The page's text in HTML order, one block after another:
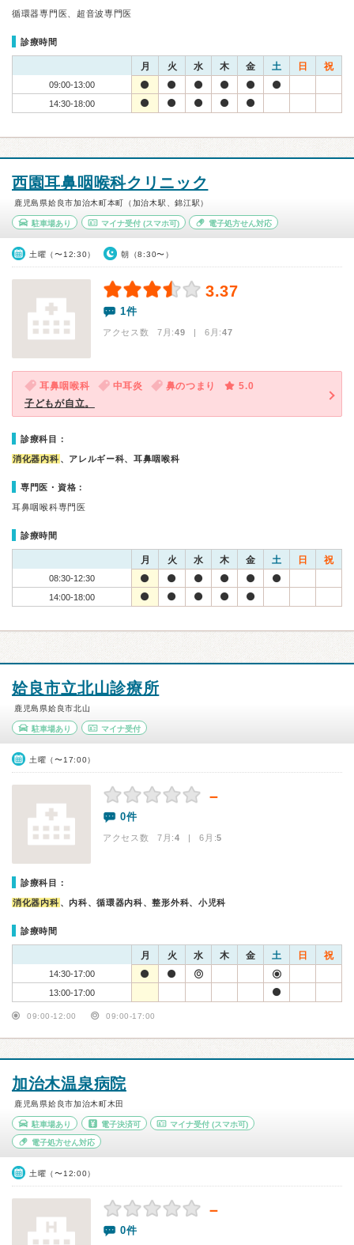
循環器専門医、超音波専門医
診療時間
月 火 水 木 金 土 日 祝
09:00-13:00
14:30-18:00
西園耳鼻咽喉科クリニック
鹿児島県姶良市加治木町本町（加治木駅、錦江駅）
駐車場あり マイナ受付(スマホ可) 電子処方せん対応
土曜（〜12:30） 朝（8:30〜）
3.37
1件
アクセス数 7月:49 | 6月:47
耳鼻咽喉科 中耳炎 鼻のつまり
5.0
子どもが自立。
診療科目：
消化器内科 、アレルギー科、耳鼻咽喉科
専門医・資格：
耳鼻咽喉科専門医
診療時間
月 火 水 木 金 土 日 祝
08:30-12:30
14:00-18:00
姶良市立北山診療所
鹿児島県姶良市北山
駐車場あり マイナ受付
土曜（〜17:00）
－
0件
アクセス数 7月:4 | 6月:5
診療科目：
消化器内科 、内科、循環器内科、整形外科、小児科
診療時間
月 火 水 木 金 土 日 祝
14:30-17:00
13:00-17:00
09:00-12:00 09:00-17:00
加治木温泉病院
鹿児島県姶良市加治木町木田
駐車場あり 電子決済可 マイナ受付 (スマホ可)
電子処方せん対応
土曜（〜12:00）
－
0件